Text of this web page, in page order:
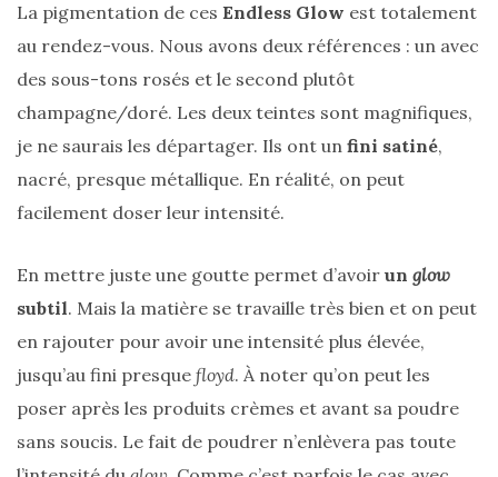
La pigmentation de ces Endless Glow est totalement
au rendez-vous. Nous avons deux références : un avec
des sous-tons rosés et le second plutôt
champagne/doré. Les deux teintes sont magnifiques,
je ne saurais les départager. Ils ont un fini satiné,
nacré, presque métallique. En réalité, on peut
facilement doser leur intensité.
En mettre juste une goutte permet d’avoir un glow
subtil. Mais la matière se travaille très bien et on peut
en rajouter pour avoir une intensité plus élevée,
jusqu’au fini presque floyd. À noter qu’on peut les
poser après les produits crèmes et avant sa poudre
sans soucis. Le fait de poudrer n’enlèvera pas toute